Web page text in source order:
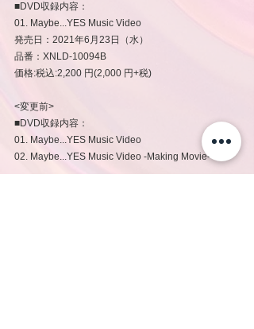
■DVD収録内容：
01. Maybe...YES Music Video
発売日：2021年6月23日（水）
品番：XNLD-10094B
価格:税込:2,200 円(2,000 円+税)
<変更前>
■DVD収録内容：
01. Maybe...YES Music Video
02. Maybe...YES Music Video -Making Movie-